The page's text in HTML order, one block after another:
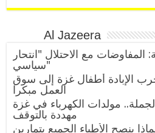
Al Jazeera
المفاوضات مع الاحتلال "انتحار
سياسي"
الإبادة أطفال غزة إلى سوق
العمل مبكرا
مولدات الكهرباء في غزة
مهددة بالتوقف
ينصح الأطباء الجميع بتمارين